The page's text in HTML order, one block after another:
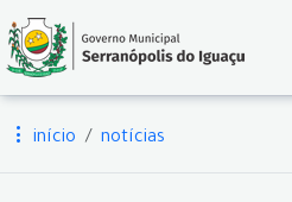
início notícias